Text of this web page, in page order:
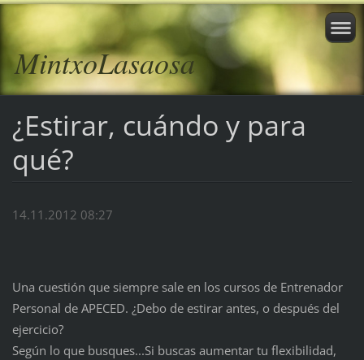
MintxoLasaosa
¿Estirar, cuándo y para
qué?
14.11.2012 08:27
Una cuestión que siempre sale en los cursos de Entrenador
Personal de APECED. ¿Debo de estirar antes, o después del
ejercicio?
Según lo que busques...Si buscas aumentar tu flexibilidad,